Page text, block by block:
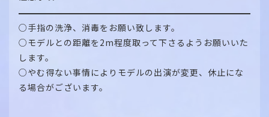
○手指の洗浄、消毒をお願い致します。
○モデルとの距離を2m程度取って下さるようお願いいた
します。
○やむ得ない事情によりモデルの出演が変更、休止にな
る場合がございます。